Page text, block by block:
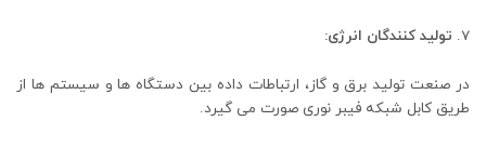
تولید کنندگان انرژی:
در صنعت تولید برق و گاز، ارتباطات داده بین دستگاه‌ ها و سیستم ‌ها از
طریق کابل شبکه فیبر نوری صورت می ‌گیرد.